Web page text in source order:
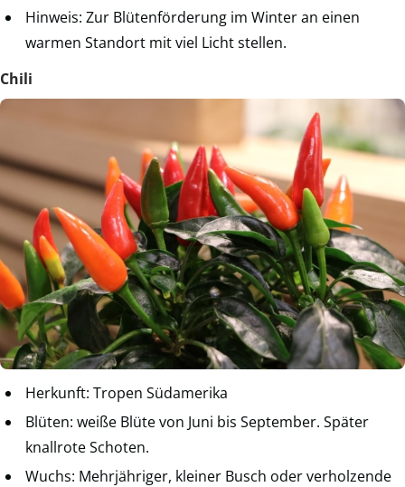
Hinweis: Zur Blütenförderung im Winter an einen
warmen Standort mit viel Licht stellen.
Chili
Herkunft: Tropen Südamerika
Blüten: weiße Blüte von Juni bis September. Später
knallrote Schoten.
Wuchs: Mehrjähriger, kleiner Busch oder verholzende